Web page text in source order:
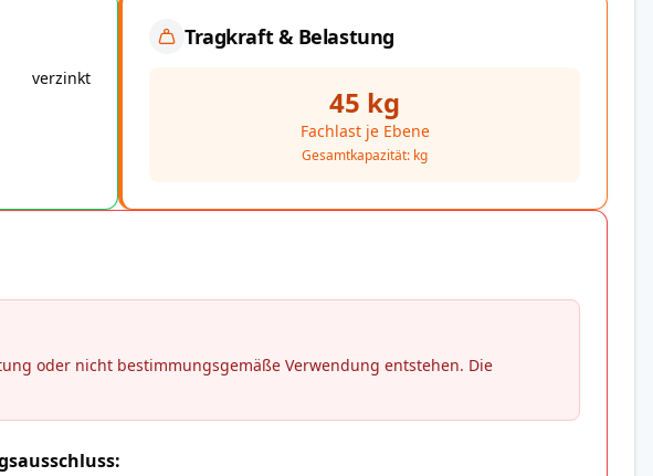
verzinkt
Tragkraft & Belastung
45 kg
Fachlast je Ebene
Gesamtkapazität: kg
oder nicht bestimmungsgemäße Verwendung entstehen. Die